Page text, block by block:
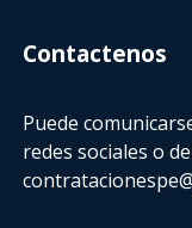
Contactenos
Puede
redes sociales o